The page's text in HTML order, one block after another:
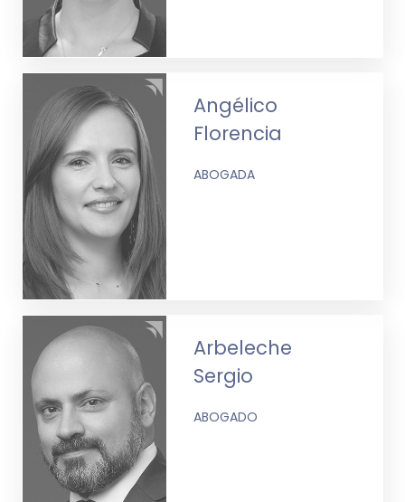
Angélico
Florencia
ABOGADA
Arbeleche
Sergio
ABOGADO